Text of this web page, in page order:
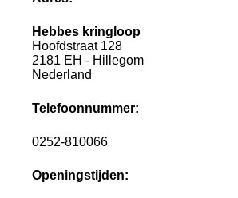
Hebbes kringloop
Hoofdstraat 128
2181 EH - Hillegom
Nederland
Telefoonnummer:
0252-810066
Openingstijden: